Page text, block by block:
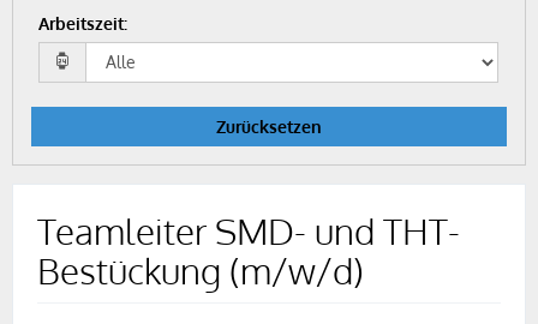
Arbeitszeit:
Zurücksetzen
Teamleiter SMD- und THT-
Bestückung (m/w/d)